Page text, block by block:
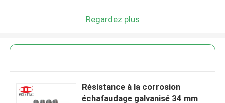
Regardez plus
Résistance à la corrosion
échafaudage galvanisé 34 mm